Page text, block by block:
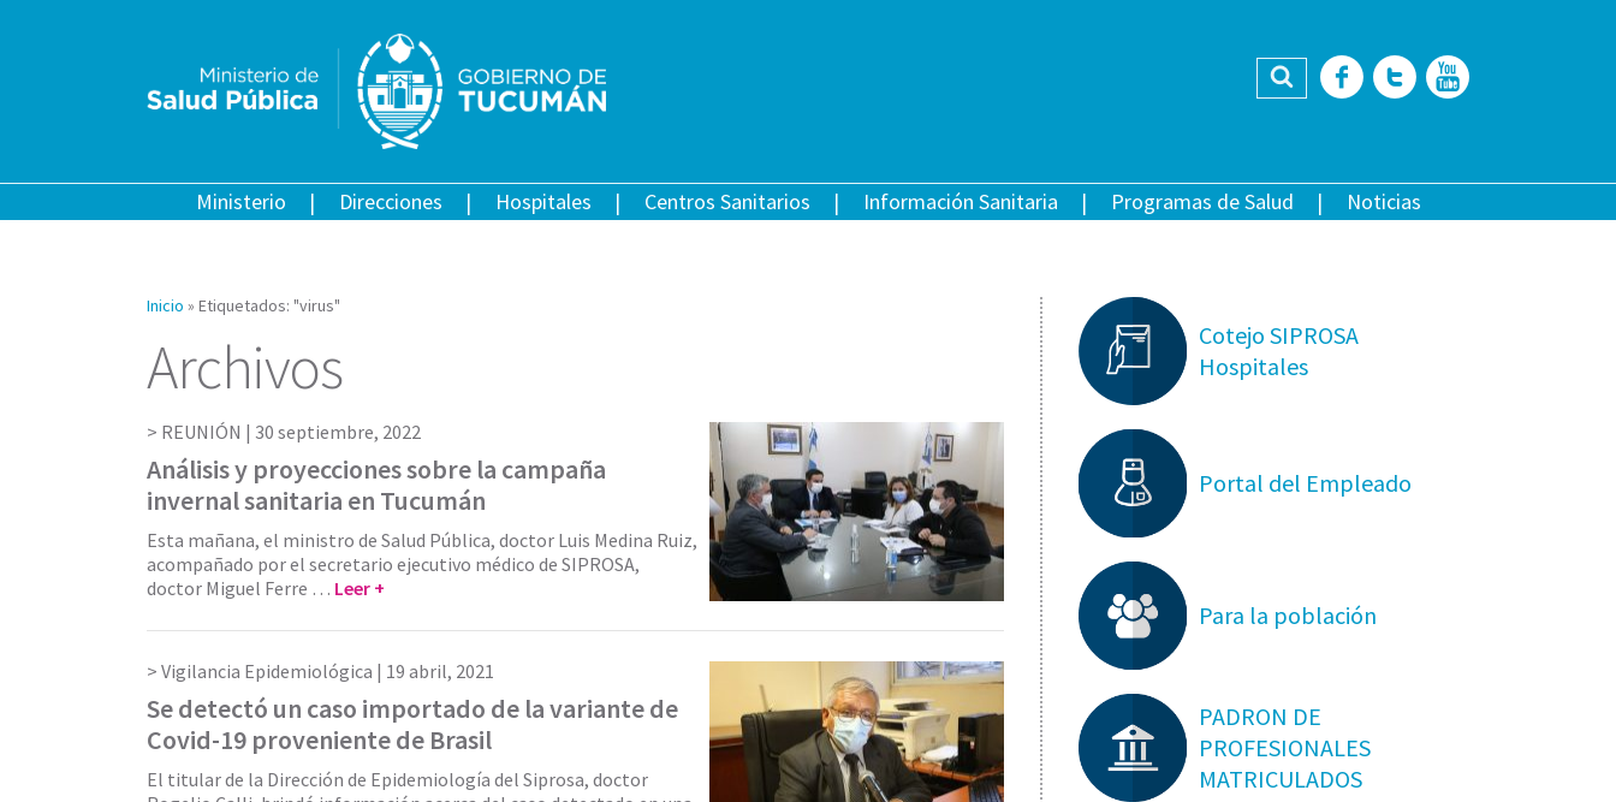
Buscar Facebook
Twitter
Ministerio Direcciones Hospitales Centros Sanitarios Información Sanitaria Programas de Salud Noticias
Inicio » Etiquetados: "virus"
Archivos
REUNIÓN | 30 septiembre, 2022
Análisis y proyecciones sobre la campaña
invernal sanitaria en Tucumán
Esta mañana, el ministro de Salud Pública, doctor Luis Medina Ruiz,
acompañado por el secretario ejecutivo médico de SIPROSA,
doctor Miguel Ferre … Leer +
Vigilancia Epidemiológica | 19 abril, 2021
Se detectó un caso importado de la variante de
Covid-19 proveniente de Brasil
El titular de la Dirección de Epidemiología del Siprosa, doctor
Cotejo SIPROSA
Hospitales
Portal del Empleado
Para la población
PADRON DE
PROFESIONALES
MATRICULADOS